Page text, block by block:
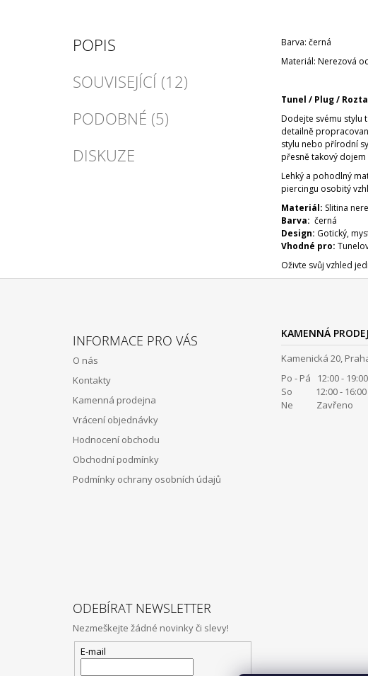
POPIS
SOUVISEJÍCÍ (12)
PODOBNÉ (5)
DISKUZE
Barva: černá
Materiál: Nerezová
Tunel / Plug /
Dodejte svému stylu
detailně
stylu nebo přírodní
přesně takový
Lehký a pohodlný
piercingu osobitý
Materiál: Slitina
Barva: černá
Design: Gotický,
Vhodné pro:
Oživte svůj vzhled
INFORMACE PRO VÁS
O nás
Kontakty
Kamenná prodejna
Vrácení objednávky
Hodnocení obchodu
Obchodní podmínky
Podmínky ochrany osobních údajů
KAMENNÁ
Kamenická 20,
Po - Pá 12:00 - 19:00
So 12:00 - 16:00
Ne Zavřeno
ODEBÍRAT NEWSLETTER
Nezmeškejte žádné novinky či slevy!
E-mail